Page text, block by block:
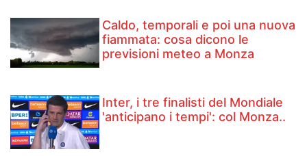
Caldo, temporali e poi una nuova
fiammata: cosa dicono le
previsioni meteo a Monza
Inter, i tre finalisti del Mondiale
'anticipano i tempi': col Monza..